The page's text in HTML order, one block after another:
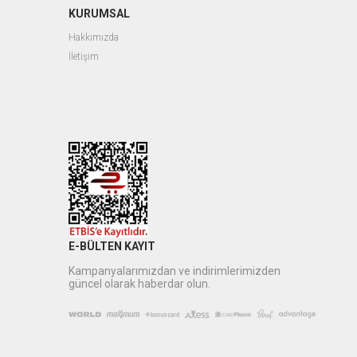
KURUMSAL
Hakkımızda
İletişim
E-BÜLTEN KAYIT
Kampanyalarımızdan ve indirimlerimizden
güncel olarak haberdar olun.